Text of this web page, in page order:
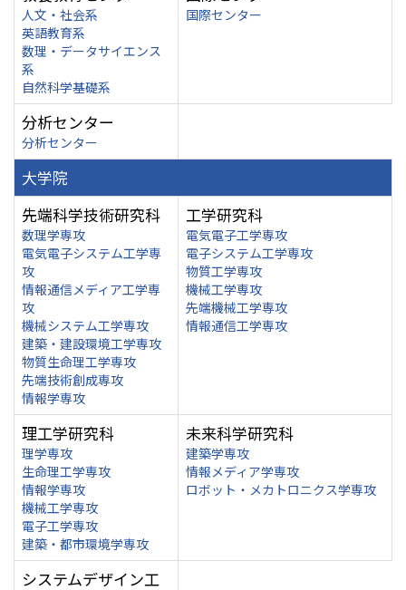
人文・社会系
英語教育系
数理・データサイエンス
系
自然科学基礎系
国際センター
分析センター
分析センター
大学院
先端科学技術研究科
数理学専攻
電気電子システム工学専
攻
情報通信メディア工学専
攻
機械システム工学専攻
建築・建設環境工学専攻
物質生命理工学専攻
先端技術創成専攻
情報学専攻
工学研究科
電気電子工学専攻
電子システム工学専攻
物質工学専攻
機械工学専攻
先端機械工学専攻
情報通信工学専攻
理工学研究科
理学専攻
生命理工学専攻
情報学専攻
機械工学専攻
電子工学専攻
建築・都市環境学専攻
未来科学研究科
建築学専攻
情報メディア学専攻
ロボット・メカトロニクス学専攻
システムデザイン工